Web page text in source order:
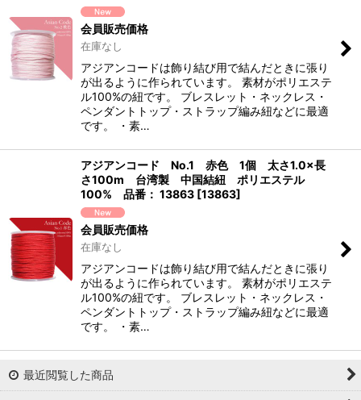
会員販売価格
在庫なし
アジアンコードは飾り結び用で結んだときに張り
が出るように作られています。 素材がポリエステ
ル100%の紐です。 ブレスレット・ネックレス・
ペンダントトップ・ストラップ編み紐などに最適
です。 ・素…
アジアンコード No.1 赤色 1個 太さ1.0×長
さ100m 台湾製 中国結紐 ポリエステル
100% 品番： 13863 [13863]
会員販売価格
在庫なし
アジアンコードは飾り結び用で結んだときに張り
が出るように作られています。 素材がポリエステ
ル100%の紐です。 ブレスレット・ネックレス・
ペンダントトップ・ストラップ編み紐などに最適
です。 ・素…
最近閲覧した商品